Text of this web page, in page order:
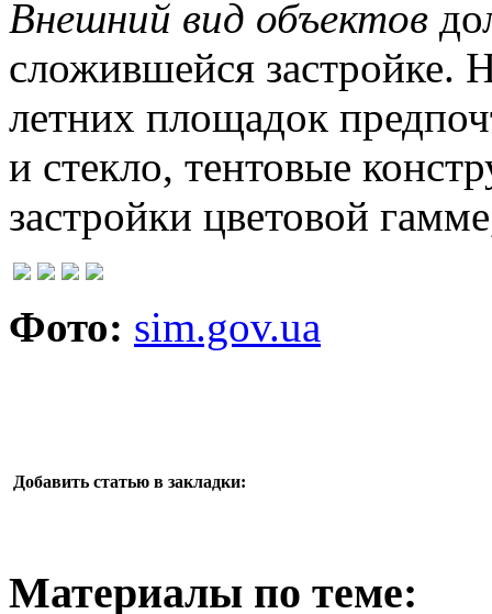
Внешний вид объектов
сложившейся застройке.
летних площадок
и стекло, тентовые
застройки цветовой
Фото: sim.gov.ua
Добавить статью в закладки:
Материалы по теме: